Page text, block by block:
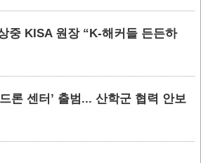
중 KISA 원장 “K-해커들 든든하
론 센터’ 출범... 산학군 협력 안보